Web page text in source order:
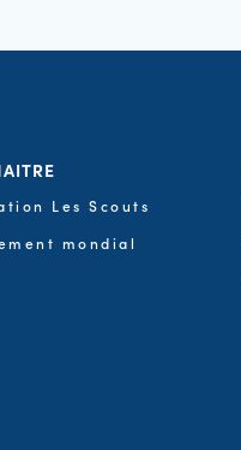
Les Scouts
mondial